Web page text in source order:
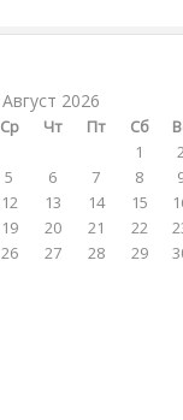
Август 2026
Ср Чт Пт Сб
1
5 6 7 8
12 13 14 15
19 20 21 22
26 27 28 29